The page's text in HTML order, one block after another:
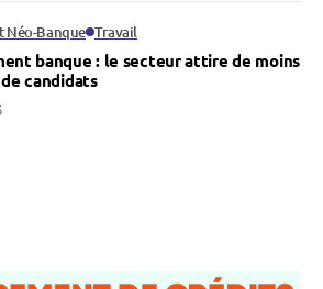
Néo-Banque Travail
banque : le secteur attire de moins
candidats